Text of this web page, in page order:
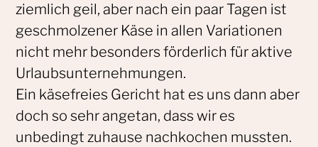
ziemlich geil, aber nach ein paar Tagen ist
geschmolzener Käse in allen Variationen
nicht mehr besonders förderlich für aktive
Urlaubsunternehmungen.
Ein käsefreies Gericht hat es uns dann aber
doch so sehr angetan, dass wir es
unbedingt zuhause nachkochen mussten.